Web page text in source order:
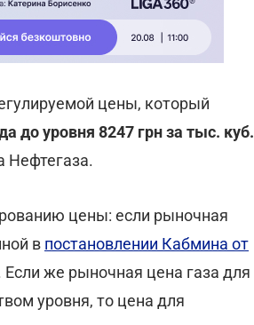
цены, который
до уровня 8247 грн за тыс. куб.
Нефтегаза.
цены: если рыночная
в постановлении Кабмина от
Если же рыночная цена газа для
уровня, то цена для